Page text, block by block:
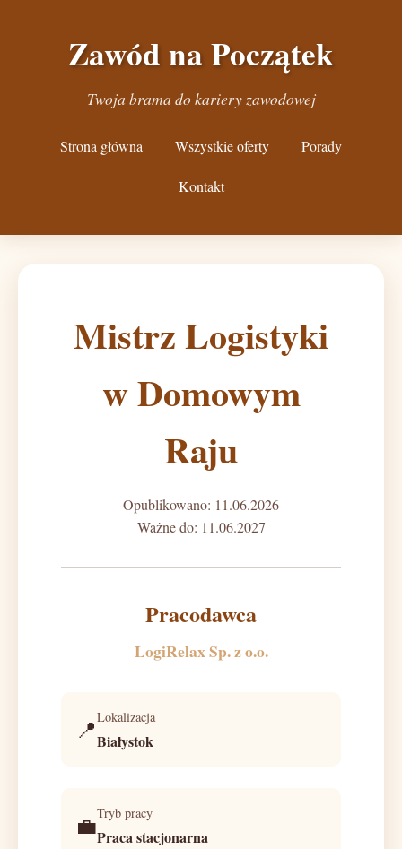
Zawód na Początek
Twoja brama do kariery zawodowej
Strona główna Wszystkie oferty Porady
Kontakt
Mistrz Logistyki
w Domowym
Raju
Opublikowano: 11.06.2026
Ważne do: 11.06.2027
Pracodawca
LogiRelax Sp. z o.o.
📍Lokalizacja
Białystok
💼Tryb pracy
Praca stacjonarna